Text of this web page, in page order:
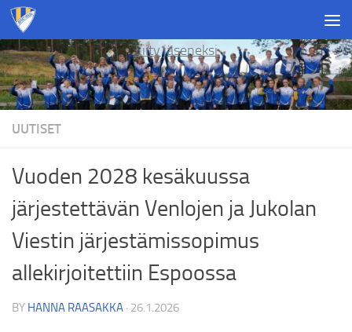
Skip to content
Liity jäseneksi
UUTISET
Vuoden 2028 kesäkuussa
järjestettävän Venlojen ja Jukolan
Viestin järjestämissopimus
allekirjoitettiin Espoossa
BY HANNA RAASAKKA · 26.1.2026